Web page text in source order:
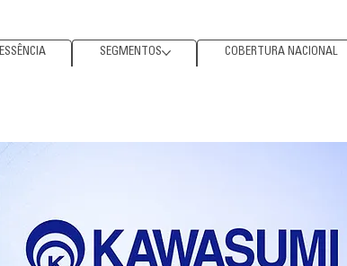
ESSÊNCIA SEGMENTOS COBERTURA NACIONAL